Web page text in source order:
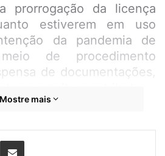
prorrogação da licença
estiverem em uso
da pandemia de
de procedimento
de documentações,
MA), o objetivo da
a população a obter
Mostre mais